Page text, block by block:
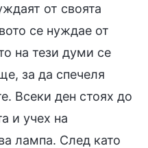
от своята
се нуждае от
на тези думи се
за да спечеля
Всеки ден стоях до
и учех на
лампа. След като